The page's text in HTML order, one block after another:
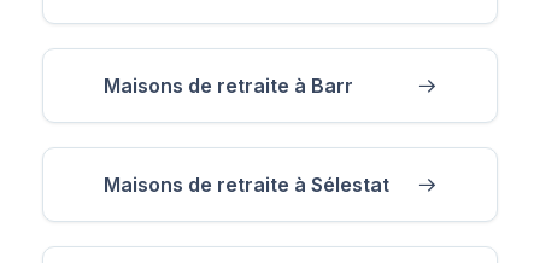
Maisons de retraite à Barr
Maisons de retraite à Sélestat